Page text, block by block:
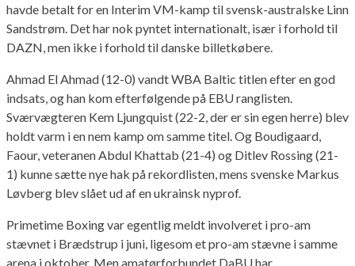
havde betalt for en Interim VM-kamp til svensk-australske Linn
Sandstrøm. Det har nok pyntet internationalt, især i forhold til
DAZN, men ikke i forhold til danske billetkøbere.
Ahmad El Ahmad (12-0) vandt WBA Baltic titlen efter en god
indsats, og han kom efterfølgende på EBU ranglisten.
Sværvægteren Kem Ljungquist (22-2, der er sin egen herre) blev
holdt varm i en nem kamp om samme titel. Og Boudigaard,
Faour, veteranen Abdul Khattab (21-4) og Ditlev Rossing (21-
1) kunne sætte nye hak på rekordlisten, mens svenske Markus
Løvberg blev slået ud af en ukrainsk nyprof.
Primetime Boxing var egentlig meldt involveret i pro-am
stævnet i Brædstrup i juni, ligesom et pro-am stævne i samme
arena i oktober. Men amatørforbundet DaBU har